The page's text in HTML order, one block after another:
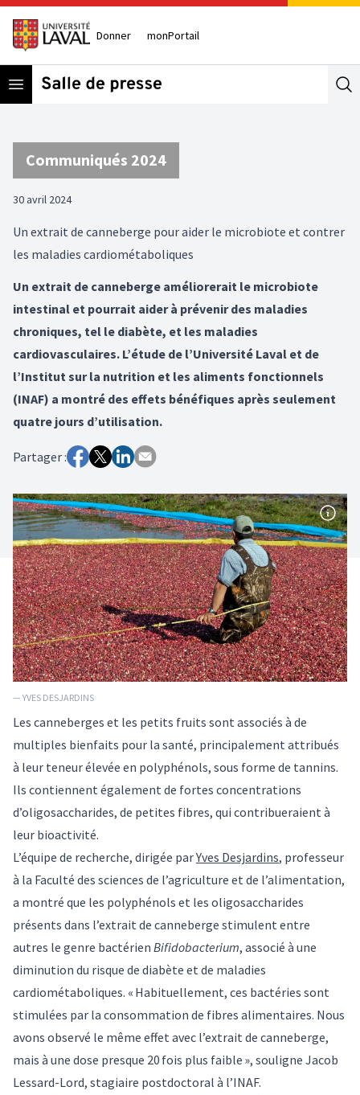
Donner monPortail
Open menu
Communiqués 2024
30 avril 2024
Un extrait de canneberge pour aider le microbiote et contrer
les maladies cardiométaboliques
Un extrait de canneberge améliorerait le microbiote
intestinal et pourrait aider à prévenir des maladies
chroniques, tel le diabète, et les maladies
cardiovasculaires. L’étude de l’Université Laval et de
l’Institut sur la nutrition et les aliments fonctionnels
(INAF) a montré des effets bénéfiques après seulement
quatre jours d’utilisation.
Partager :
— YVES DESJARDINS
Les canneberges et les petits fruits sont associés à de
multiples bienfaits pour la santé, principalement attribués
à leur teneur élevée en polyphénols, sous forme de tannins.
Ils contiennent également de fortes concentrations
d’oligosaccharides, de petites fibres, qui contribueraient à
leur bioactivité.
L’équipe de recherche, dirigée parYves Desjardins, professeur
à la Faculté des sciences de l’agriculture et de l’alimentation,
a montré que les polyphénols et les oligosaccharides
présents dans l’extrait de canneberge stimulent entre
autres le genre bactérien Bifidobacterium, associé à une
diminution du risque de diabète et de maladies
cardiométaboliques. « Habituellement, ces bactéries sont
stimulées par la consommation de fibres alimentaires. Nous
avons observé le même effet avec l’extrait de canneberge,
mais à une dose presque 20 fois plus faible », souligne Jacob
Lessard-Lord, stagiaire postdoctoral à l’INAF.